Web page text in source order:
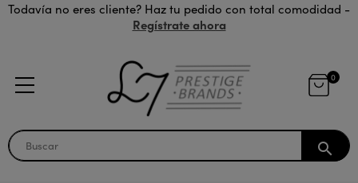
Todavía no eres cliente? Haz tu pedido con total comodidad -
Regístrate ahora
0
search